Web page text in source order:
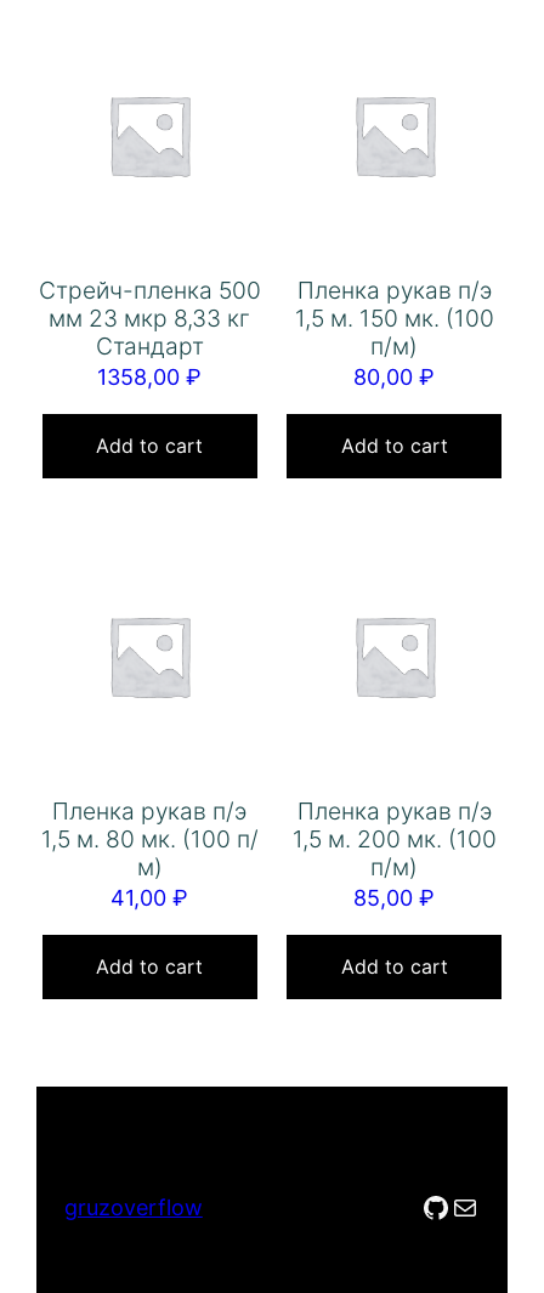
Стрейч-пленка 500
мм 23 мкр 8,33 кг
Стандарт
1358,00₽
Add to cart
Пленка рукав п/э
1,5 м. 150 мк. (100
п/м)
80,00₽
Add to cart
Пленка рукав п/э
1,5 м. 80 мк. (100 п/
м)
41,00₽
Add to cart
Пленка рукав п/э
1,5 м. 200 мк. (100
п/м)
85,00₽
Add to cart
gruzoverflow GitHub
Mail